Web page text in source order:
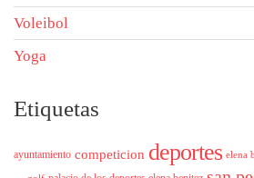
Voleibol
Yoga
Etiquetas
ayuntamiento competicion deportes elena